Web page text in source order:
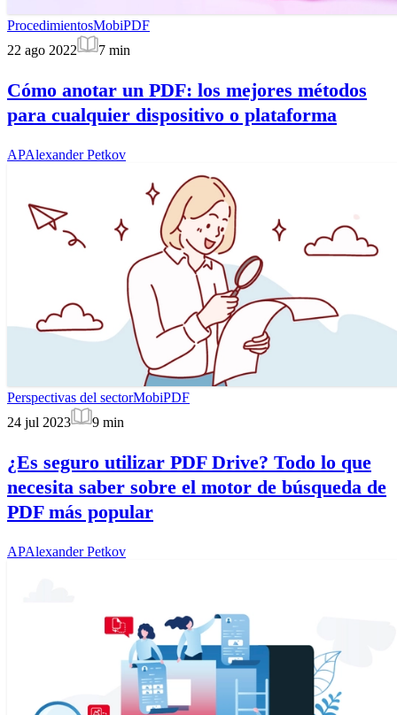
ProcedimientosMobiPDF
22 ago 2022
7 min
Cómo anotar un PDF: los mejores métodos
para cualquier dispositivo o plataforma
APAlexander Petkov
Perspectivas del sectorMobiPDF
24 jul 2023
9 min
¿Es seguro utilizar PDF Drive? Todo lo que
necesita saber sobre el motor de búsqueda de
PDF más popular
APAlexander Petkov